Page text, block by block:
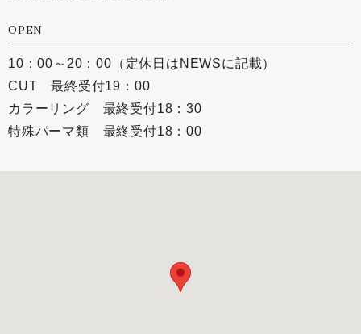
OPEN
10：00～20：00（定休日はNEWSに記載）
CUT 最終受付19：00
カラーリング 最終受付18：30
特殊パーマ類 最終受付18：00